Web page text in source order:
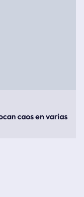
caos en varias